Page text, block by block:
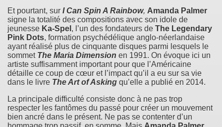
Et pourtant, sur I Can Spin A Rainbow, Amanda Palmer
signe la totalité des compositions avec son idole de
jeunesse Ka-Spel , l’un des fondateurs de The Legendary
Pink Dots, formation psychédélique anglo-néerlandaise
ayant réalisé plus de cinquante disques parmi lesquels le
sommet The Maria Dimension en 1991. On évoque ici un
artiste suffisamment important pour que l’Américaine
détaille ce coup de cœur et l’impact qu’il a eu sur sa vie
dans le livre The Art of Asking qu’elle a publié en 2014.
La principale difficulté consiste donc à ne pas trop
respecter les fantômes du passé pour créer un mouvement
bien ancré dans le présent. Ne pas se contenter d’un